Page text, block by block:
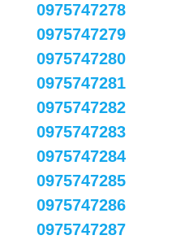
0975747278
0975747279
0975747280
0975747281
0975747282
0975747283
0975747284
0975747285
0975747286
0975747287